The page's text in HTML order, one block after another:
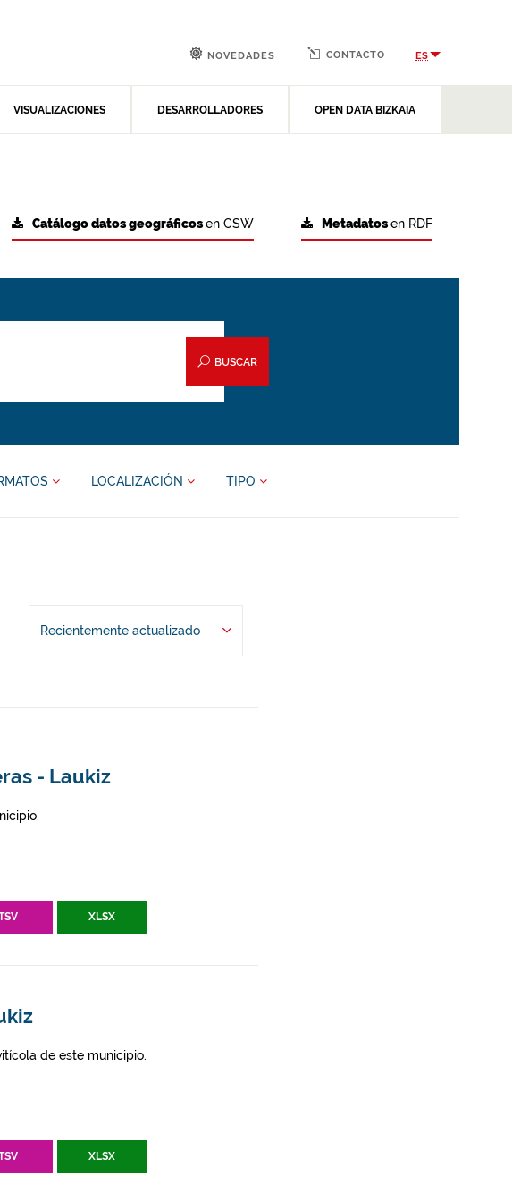
VISUALIZACIONES DESARROLLADORES OPEN DATA BIZKAIA
NOVEDADES CONTACTO ES
Metadatosen RDF
Catálogo datos geográficosen CSW
BUSCAR
LOCALIZACIÓN TIPO
Recientemente actualizado
- Laukiz
XLSX
de este municipio.
XLSX